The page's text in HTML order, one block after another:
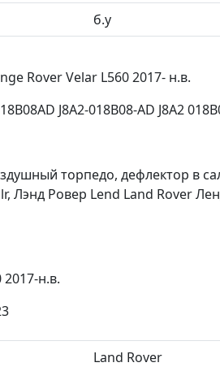
б.у
Rover Velar L560 2017- н.в.
J8A2-018B08-AD J8A2
торпедо, дефлектор в
Лэнд Ровер Lend Land Rover
н.в.
Land Rover